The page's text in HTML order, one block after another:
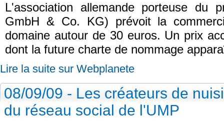
L'association allemande porteuse du
GmbH & Co. KG) prévoit la
domaine autour de 30 euros. Un prix
dont la future charte de nommage
Lire la suite sur Webplanete
08/09/09 - Les créateurs de
du réseau social de l'UMP